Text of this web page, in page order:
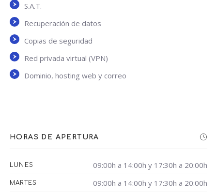
S.A.T.
Recuperación de datos
Copias de seguridad
Red privada virtual (VPN)
Dominio, hosting web y correo
HORAS DE APERTURA
LUNES 09:00h a 14:00h y 17:30h a 20:00h
MARTES 09:00h a 14:00h y 17:30h a 20:00h